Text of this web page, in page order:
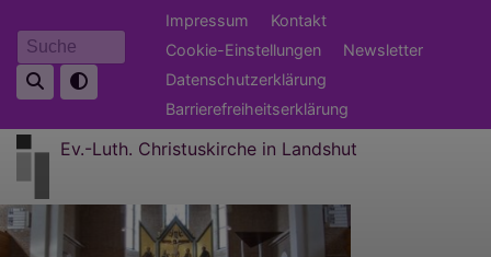
zum
Inhalt
Suche
Fußbereichsmenü
Impressum
Kontakt
Cookie-Einstellungen
Newsletter
Datenschutzerklärung
Barrierefreiheitserklärung
Ev.-Luth. Christuskirche in Landshut